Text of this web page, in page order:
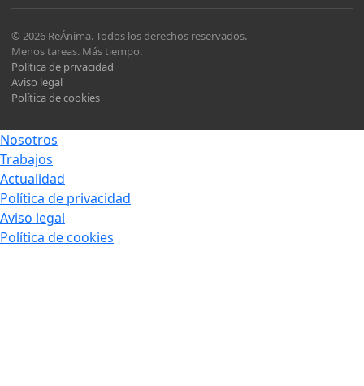
© 2026 ReÁnima. Todos los derechos reservados.
Menos tareas. Más tiempo.
Política de privacidad
Aviso legal
Política de cookies
Nosotros
Trabajos
Actualidad
Política de privacidad
Aviso legal
Política de cookies